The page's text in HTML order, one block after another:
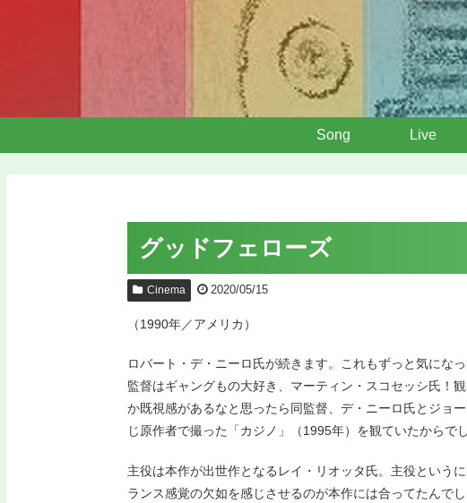
Song Live
グッドフェローズ
Cinema 2020/05/15
（1990年／アメリカ）
ロバート・デ・ニーロ氏が続きます。これもずっと気になっ
監督はギャングもの大好き、マーティン・スコセッシ氏！
か既視感があるなと思ったら同監督、デ・ニーロ氏とジョ
じ原作者で撮った「カジノ」（1995年）を観ていたからでし
主役は本作が出世作となるレイ・リオッタ氏。主役という
ランス感覚の欠如を感じさせるのが本作には合ってたんで